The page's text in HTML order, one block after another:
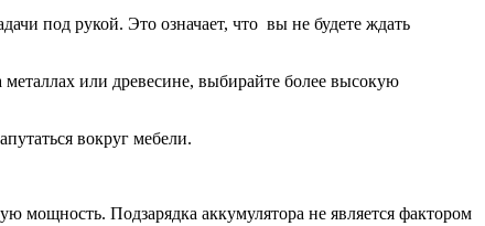
под рукой. Это означает, что вы не будете ждать
или древесине, выбирайте более высокую
вокруг мебели.
мощность. Подзарядка аккумулятора не является фактором